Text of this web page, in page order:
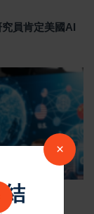
員肯定美國AI
×